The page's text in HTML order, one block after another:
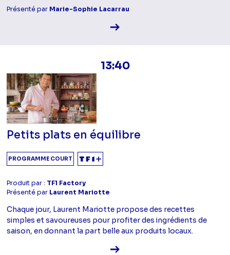
Présenté par Marie-Sophie Lacarrau
Voir la fiche diffusion
13:40
Petits plats en équilibre
PROGRAMME COURT
Produit par : TF1 Factory
Présenté par Laurent Mariotte
Chaque jour, Laurent Mariotte propose des recettes
simples et savoureuses pour profiter des ingrédients de
saison, en donnant la part belle aux produits locaux.
Voir la fiche diffusion